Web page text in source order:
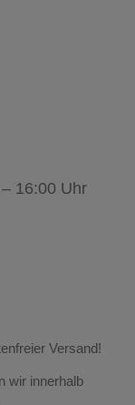
16:00 Uhr
Versand!
wir innerhalb